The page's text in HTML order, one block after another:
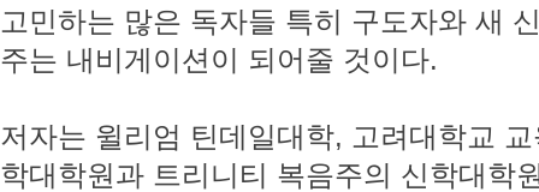
고민하는 많은 독자들 특히 구도자와 새
주는 내비게이션이 되어줄 것이다.
저자는 윌리엄 틴데일대학, 고려대학교
학대학원과 트리니티 복음주의 신학대학